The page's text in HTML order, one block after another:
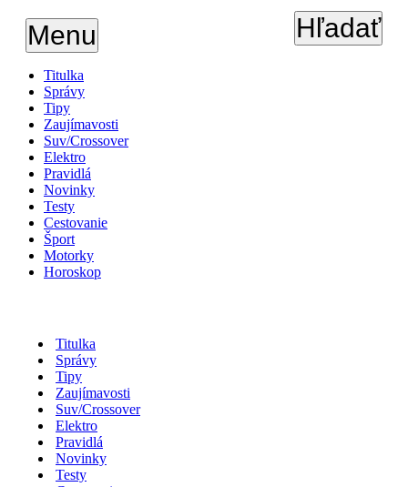
Menu Hľadať
Titulka
Správy
Tipy
Zaujímavosti
Suv/Crossover
Elektro
Pravidlá
Novinky
Testy
Cestovanie
Šport
Motorky
Horoskop
Titulka
Správy
Tipy
Zaujímavosti
Suv/Crossover
Elektro
Pravidlá
Novinky
Testy